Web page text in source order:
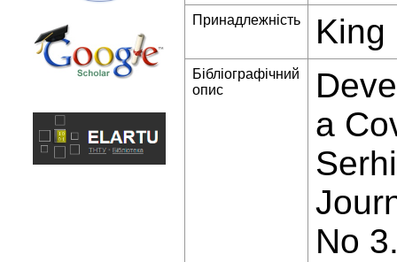
Принадлежність King
Бібліографічний
опис
a
No